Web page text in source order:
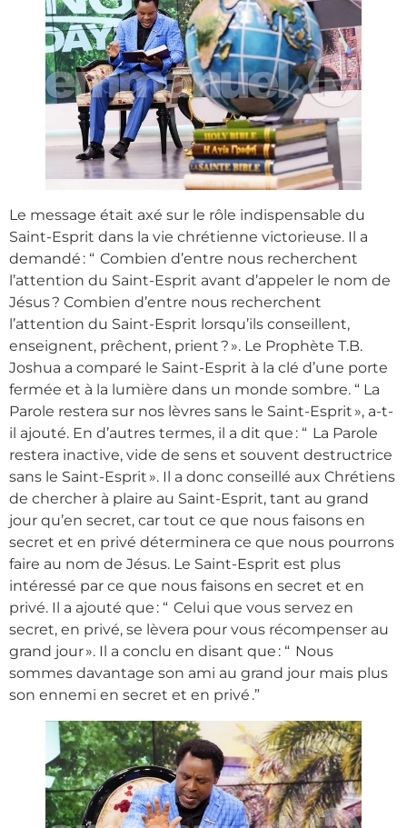
Le message était axé sur le rôle indispensable du
Saint-Esprit dans la vie chrétienne victorieuse. Il a
demandé : “ Combien d’entre nous recherchent
l’attention du Saint-Esprit avant d’appeler le nom de
Jésus ? Combien d’entre nous recherchent
l’attention du Saint-Esprit lorsqu’ils conseillent,
enseignent, prêchent, prient ? ». Le Prophète T.B.
Joshua a comparé le Saint-Esprit à la clé d’une porte
fermée et à la lumière dans un monde sombre. “ La
Parole restera sur nos lèvres sans le Saint-Esprit », a-t-
il ajouté. En d’autres termes, il a dit que : “ La Parole
restera inactive, vide de sens et souvent destructrice
sans le Saint-Esprit ». Il a donc conseillé aux Chrétiens
de chercher à plaire au Saint-Esprit, tant au grand
jour qu’en secret, car tout ce que nous faisons en
secret et en privé déterminera ce que nous pourrons
faire au nom de Jésus. Le Saint-Esprit est plus
intéressé par ce que nous faisons en secret et en
privé. Il a ajouté que : “ Celui que vous servez en
secret, en privé, se lèvera pour vous récompenser au
grand jour ». Il a conclu en disant que : “ Nous
sommes davantage son ami au grand jour mais plus
son ennemi en secret et en privé .”